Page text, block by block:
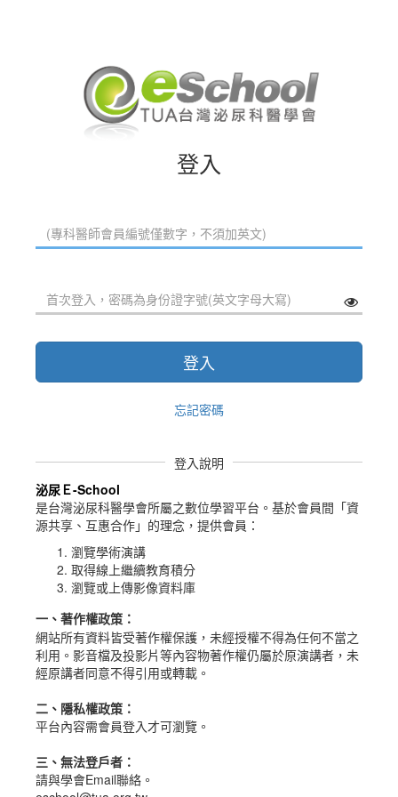
登入
登入
忘記密碼
登入說明
泌尿Ｅ-School
是台灣泌尿科醫學會所屬之數位學習平台。 基於會員間「資
源共享、互惠合作」的理念，提供會員：
瀏覽學術演講
取得線上繼續教育積分
瀏覽或上傳影像資料庫
一、 著作權政策 ：
網站所有資料皆受著作權保護，未經授權不得為任何不當之
利用。影音檔及投影片等內容物著作權仍屬於原演講者，未
經原講者同意不得引用或轉載。
二、隱私權政策：
平台內容需會員登入才可瀏覽。
三、無法登戶者：
請與學會Email聯絡。